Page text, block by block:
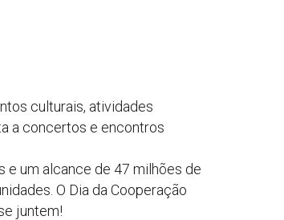
culturais, atividades
a concertos e encontros
e um alcance de 47 milhões de
O Dia da Cooperação
juntem!